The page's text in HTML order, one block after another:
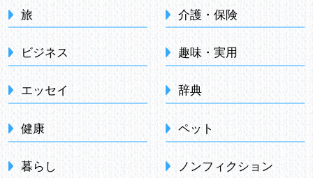
旅
ビジネス
エッセイ
健康
暮らし
介護・保険
趣味・実用
辞典
ペット
ノンフィクション